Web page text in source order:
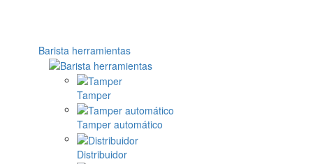
Barista herramientas
Tamper
Tamper automático
Distribuidor